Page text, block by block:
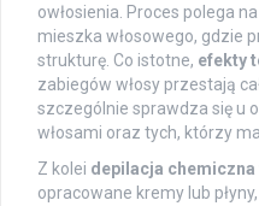
owłosienia. Proces polega
mieszka włosowego, gdzie
strukturę. Co istotne, efekty
zabiegów włosy przestają
szczególnie sprawdza się u
włosami oraz tych, którzy
Z kolei depilacja chemiczna
opracowane kremy lub